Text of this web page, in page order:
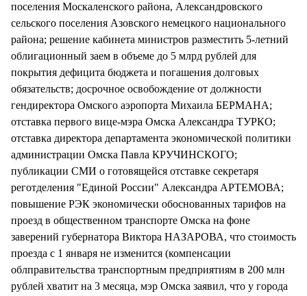
поселения Москаленского района, Александровского
сельского поселения Азовского немецкого национального
района; решение кабинета министров разместить 5-летний
облигационный заем в объеме до 5 млрд рублей для
покрытия дефицита бюджета и погашения долговых
обязательств; досрочное освобождение от должности
гендиректора Омского аэропорта Михаила БЕРМАНА;
отставка первого вице-мэра Омска Александра ТУРКО;
отставка директора департамента экономической политики
администрации Омска Павла КРУЧИНСКОГО;
публикации СМИ о готовящейся отставке секретаря
реготделения "Единой России" Александра АРТЕМОВА;
повышение РЭК экономически обоснованных тарифов на
проезд в общественном транспорте Омска на фоне
заверений губернатора Виктора НАЗАРОВА, что стоимость
проезда с 1 января не изменится (компенсации
облправительства транспортным предприятиям в 200 млн
рублей хватит на 3 месяца, мэр Омска заявил, что у города